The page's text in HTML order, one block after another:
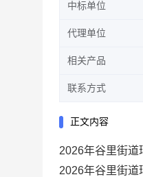
中标单位
代理单位
相关产品
联系方式
正文内容
2026年谷里街道
2026年谷里街道